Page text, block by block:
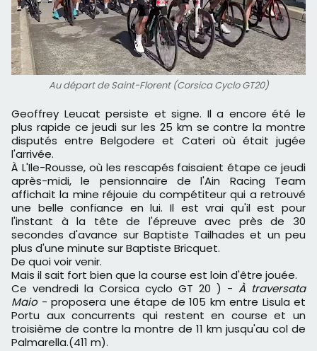
Au départ de Saint-Florent (Corsica Cyclo GT20)
Geoffrey Leucat persiste et signe. Il a encore été le
plus rapide ce jeudi sur les 25 km se contre la montre
disputés entre Belgodere et Cateri où était jugée
l'arrivée.
À L'Ile-Rousse, où les rescapés faisaient étape ce jeudi
après-midi, le pensionnaire de l'Ain Racing Team
affichait la mine réjouie du compétiteur qui a retrouvé
une belle confiance en lui. Il est vrai qu'il est pour
l'instant à la tête de l'épreuve avec près de 30
secondes d'avance sur Baptiste Tailhades et un peu
plus d'une minute sur Baptiste Bricquet.
De quoi voir venir.
Mais il sait fort bien que la course est loin d'être jouée.
Ce vendredi la Corsica cyclo GT 20 ) - À traversata
Maio - proposera une étape de 105 km entre Lisula et
Portu aux concurrents qui restent en course et un
troisième de contre la montre de 11 km jusqu'au col de
Palmarella.(411 m).